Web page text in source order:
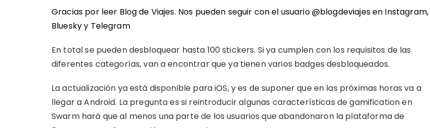
Gracias por leer Blog de Viajes. Nos pueden seguir con el usuario @blogdeviajes en Instagram,
Blueskyy Telegram
En total se pueden desbloquear hasta 100 stickers. Si ya cumplen con los requisitos de las
diferentes categorías, van a encontrar que ya tienen varios badges desbloqueados.
La actualización ya está disponible para iOS, y es de suponer que en las próximas horas va a
llegar a Android. La pregunta es si reintroducir algunas características de gamification en
Swarm hará que al menos una parte de los usuarios que abandonaron la plataforma de